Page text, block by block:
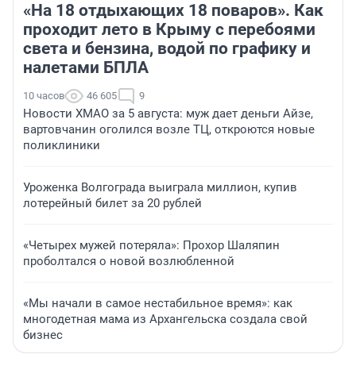
«На 18 отдыхающих 18 поваров». Как
проходит лето в Крыму с перебоями
света и бензина, водой по графику и
налетами БПЛА
10 часов 46 605 9
Новости ХМАО за 5 августа: муж дает деньги Айзе,
вартовчанин оголился возле ТЦ, откроются новые
поликлиники
Уроженка Волгограда выиграла миллион, купив
лотерейный билет за 20 рублей
«Четырех мужей потеряла»: Прохор Шаляпин
проболтался о новой возлюбленной
«Мы начали в самое нестабильное время»: как
многодетная мама из Архангельска создала свой
бизнес